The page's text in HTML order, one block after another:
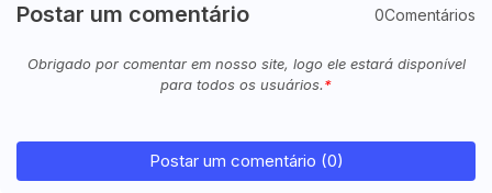
Postar um comentário 0Comentários
Obrigado por comentar em nosso site, logo ele estará disponível
para todos os usuários.
Postar um comentário (0)